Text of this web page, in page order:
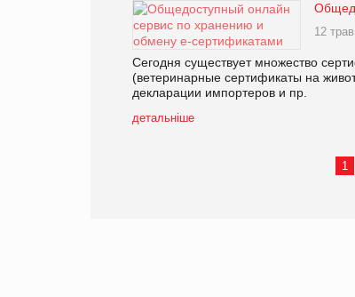
12
Сегодня существует множество
(ветеринарные сертификаты на
декларации импортеров и пр.
детальніше
1